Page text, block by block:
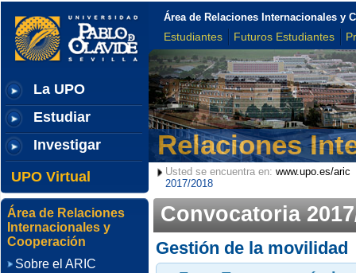
La UPO
Estudiar
Investigar
UPO Virtual
Área de Relaciones Internacionales y
Estudiantes Futuros Estudiantes
Relaciones
Usted se encuentra en: www.upo.es/aric
2017/2018
Convocatoria
Gestión de la movilidad
Área de Relaciones
Internacionales y
Cooperación
Sobre el ARIC